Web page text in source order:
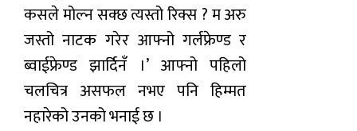
कसले मोल्न सक्छ त्यस्तो रिक्स ? म अरु
जस्तो नाटक गरेर आफ्नो गर्लफ्रेण्ड र
ब्वाईफ्रेण्ड झार्दिनँ ।’ आफ्नो पहिलो
चलचित्र असफल नभए पनि हिम्मत
नहारेको उनको भनाई छ ।